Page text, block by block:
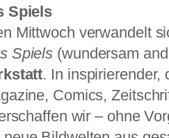
Spiels
Mittwoch verwandelt
Spiels (wundersam
. In inspirierender,
Comics,
wir – ohne